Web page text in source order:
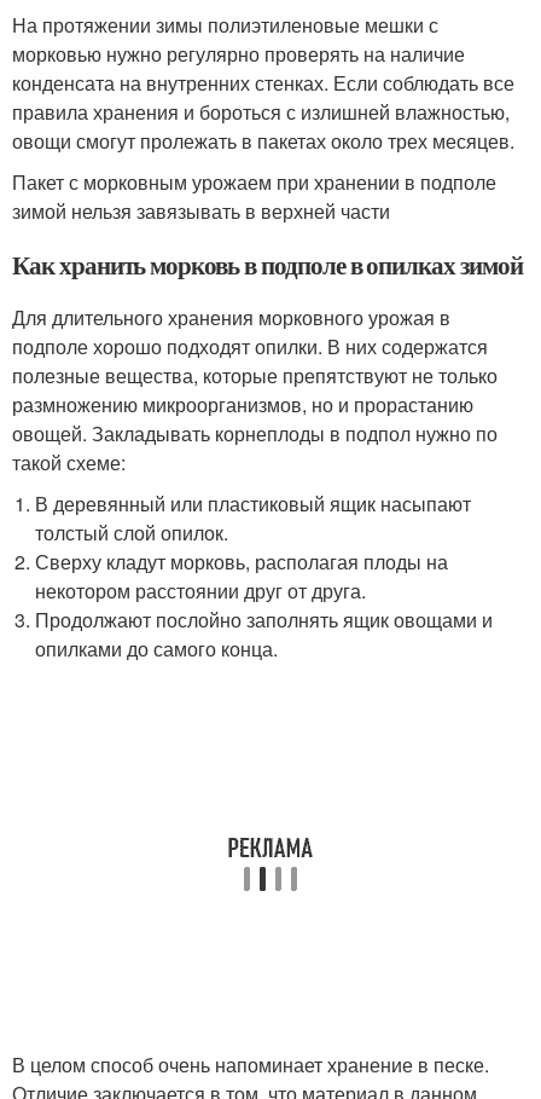
На протяжении зимы полиэтиленовые мешки с
морковью нужно регулярно проверять на наличие
конденсата на внутренних стенках. Если соблюдать все
правила хранения и бороться с излишней влажностью,
овощи смогут пролежать в пакетах около трех месяцев.
Пакет с морковным урожаем при хранении в подполе
зимой нельзя завязывать в верхней части
Как хранить морковь в подполе в опилках зимой
Для длительного хранения морковного урожая в
подполе хорошо подходят опилки. В них содержатся
полезные вещества, которые препятствуют не только
размножению микроорганизмов, но и прорастанию
овощей. Закладывать корнеплоды в подпол нужно по
такой схеме:
В деревянный или пластиковый ящик насыпают
толстый слой опилок.
Сверху кладут морковь, располагая плоды на
некотором расстоянии друг от друга.
Продолжают послойно заполнять ящик овощами и
опилками до самого конца.
В целом способ очень напоминает хранение в песке.